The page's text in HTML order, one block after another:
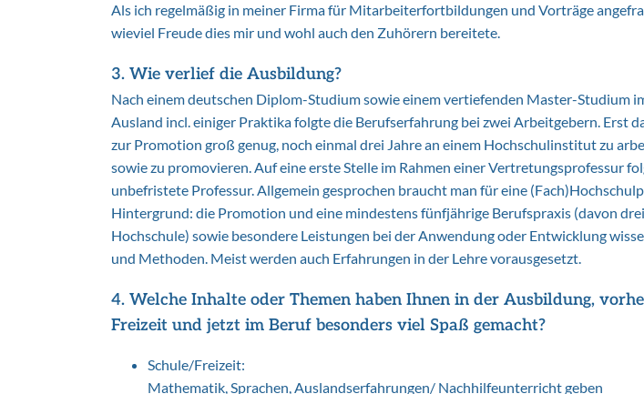
Als ich regelmäßig in meiner Firma für Mitarbeiterfortbildungen und Vorträge
wieviel Freude dies mir und wohl auch den Zuhörern bereitete.
3. Wie verlief die Ausbildung?
Nach einem deutschen Diplom-Studium sowie einem vertiefenden Master-Studium
Ausland incl. einiger Praktika folgte die Berufserfahrung bei zwei Arbeitgebern. Erst
zur Promotion groß genug, noch einmal drei Jahre an einem Hochschulinstitut zu
sowie zu promovieren. Auf eine erste Stelle im Rahmen einer Vertretungsprofessur
unbefristete Professur. Allgemein gesprochen braucht man für eine
Hintergrund: die Promotion und eine mindestens fünfjährige Berufspraxis (davon
Hochschule) sowie besondere Leistungen bei der Anwendung oder Entwicklung
und Methoden. Meist werden auch Erfahrungen in der Lehre vorausgesetzt.
4. Welche Inhalte oder Themen haben Ihnen in der Ausbildung,
Freizeit und jetzt im Beruf besonders viel Spaß gemacht?
Schule/Freizeit:
Mathematik, Sprachen, Auslandserfahrungen/ Nachhilfeunterricht geben